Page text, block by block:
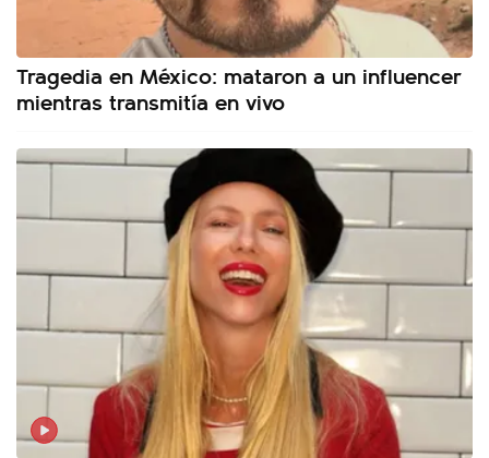
Tragedia en México: mataron a un influencer
mientras transmitía en vivo